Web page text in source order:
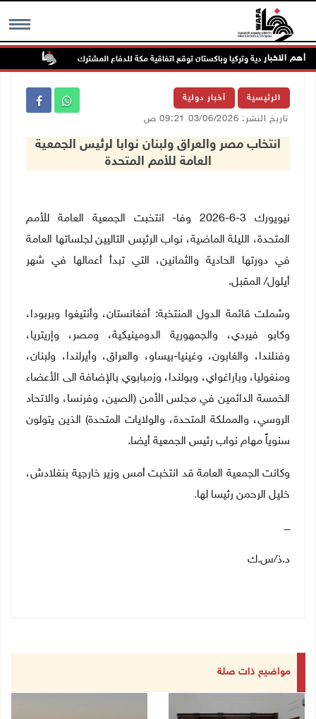
MENU أهم الاخبار
السعودية وتركيا وباكستان توقع اتفاقية مكة للدفاع المشترك
الرئيسية أخبار دولية
تاريخ النشر: 03/06/2026 09:21 ص
انتخاب مصر والعراق ولبنان نوابا لرئيس الجمعية
العامة للأمم المتحدة
نيويورك 3-6-2026 وفا- انتخبت الجمعية العامة للأمم
المتحدة، الليلة الماضية، نواب الرئيس التاليين لجلساتها العامة
في دورتها الحادية والثمانين، التي تبدأ أعمالها في شهر
أيلول/ المقبل.
وشملت قائمة الدول المنتخبة: أفغانستان، وأنتيغوا وبربودا،
وكابو فيردي، والجمهورية الدومينيكية، ومصر، وإريتريا،
وفنلندا، والغابون، وغينيا-بيساو، والعراق، وأيرلندا، ولبنان،
ومنغوليا، وباراغواي، وبولندا، وزمبابوي بالإضافة الى الأعضاء
الخمسة الدائمين في مجلس الأمن (الصين، وفرنسا، والاتحاد
الروسي، والمملكة المتحدة، والولايات المتحدة) الذين يتولون
سنوياً مهام نواب رئيس الجمعية أيضا.
وكانت الجمعية العامة قد انتخبت أمس وزير خارجية بنغلادش،
خليل الرحمن رئيسا لها.
ــــ
د.ذ/س.ك
مواضيع ذات صلة